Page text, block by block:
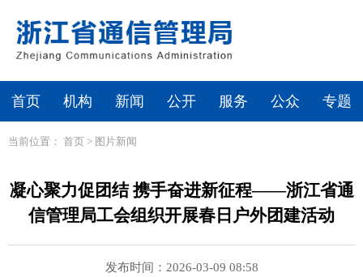
首页 机构 新闻 公开 服务 公众 专题
当前位置： 首页 > 图片新闻
凝心聚力促团结 携手奋进新征程——浙江省通
信管理局工会组织开展春日户外团建活动
发布时间：2026-03-09 08:58